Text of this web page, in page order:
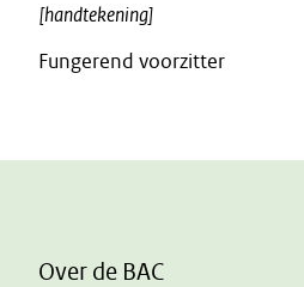
[handtekening]
Fungerend voorzitter
Over de BAC